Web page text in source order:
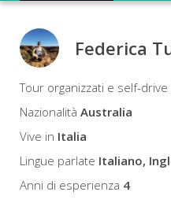
Federica
Federica
Esperto
di
viaggio
Tour organizzati e self-drive
Nazionalità Australia
Vive in Italia
Lingue parlate Italiano,
Anni di esperienza 4